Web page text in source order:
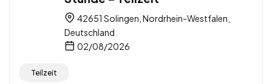
42651 Solingen, Nordrhein-Westfalen,
Deutschland
02/08/2026
Teilzeit